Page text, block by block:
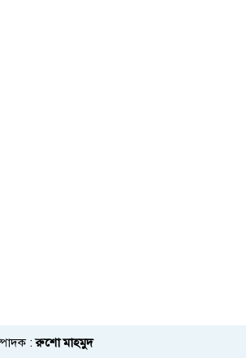
:রুশো মাহমুদ